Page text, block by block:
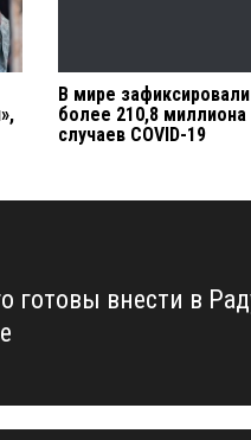
В мире зафиксировали
более 210,8 миллиона
случаев COVID-19
готовы внести в